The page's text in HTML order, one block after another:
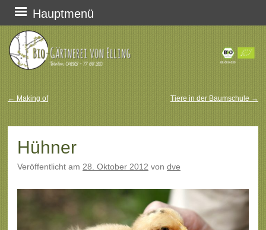
Hauptmenü
Zum
Inhalt
springen
← Making of Tiere in der Baumschule →
Hühner
Veröffentlicht am 28. Oktober 2012 von dve